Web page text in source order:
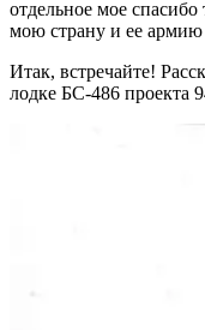
отдельное мое
мою страну и ее
Итак, встречайте!
лодке БС-486 проекта